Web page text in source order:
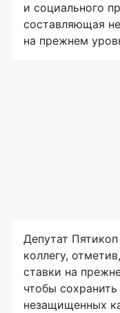
и социального
составляющая
на прежнем
Депутат
коллегу,
ставки на
чтобы
незащищенных